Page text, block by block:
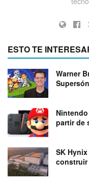
ESTO TE
Warner
partir de
SK
construir